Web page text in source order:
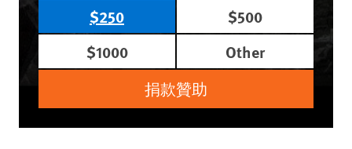
$250
$500
$1000
Other
捐款贊助